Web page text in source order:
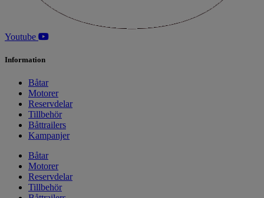
Youtube
Information
Båtar
Motorer
Reservdelar
Tillbehör
Båttrailers
Kampanjer
Båtar
Motorer
Reservdelar
Tillbehör